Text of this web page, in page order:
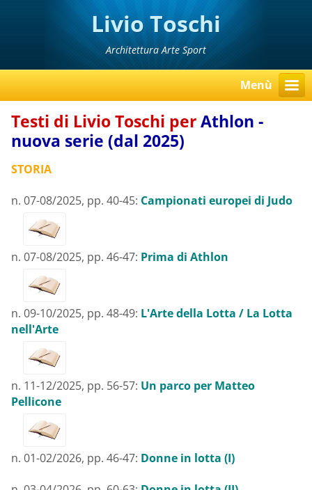
Livio Toschi
Architettura Arte Sport
Menù
Testi di Livio Toschi perAthlon -
nuova serie (dal 2025)
STORIA
n. 07-08/2025, pp. 40-45: Campionati europei di Judo
n. 07-08/2025, pp. 46-47: Prima di Athlon
n. 09-10/2025, pp. 48-49: L'Arte della Lotta / La Lotta
nell'Arte
n. 11-12/2025, pp. 56-57: Un parco per Matteo
Pellicone
n. 01-02/2026, pp. 46-47: Donne in lotta (I)